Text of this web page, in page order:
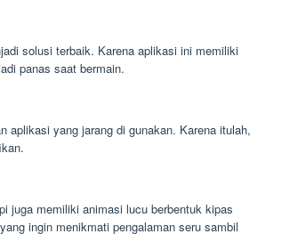
solusi terbaik. Karena aplikasi ini memiliki
panas saat bermain.
aplikasi yang jarang di gunakan. Karena itulah,
juga memiliki animasi lucu berbentuk kipas
ingin menikmati pengalaman seru sambil